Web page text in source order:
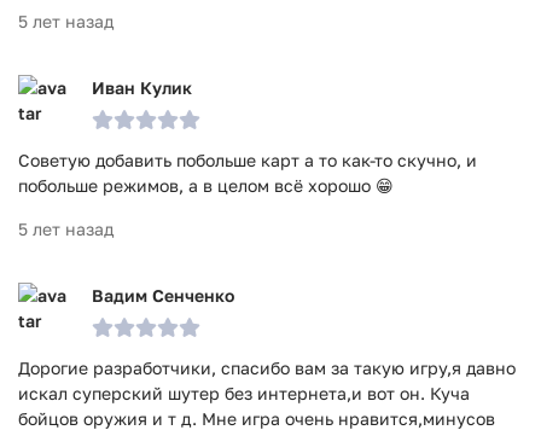
5 лет назад
Иван Кулик
Советую добавить побольше карт а то как-то скучно, и
побольше режимов, а в целом всё хорошо 😁
5 лет назад
Вадим Сенченко
Дорогие разработчики, спасибо вам за такую игру,я давно
искал суперский шутер без интернета,и вот он. Куча
бойцов оружия и т д. Мне игра очень нравится,минусов